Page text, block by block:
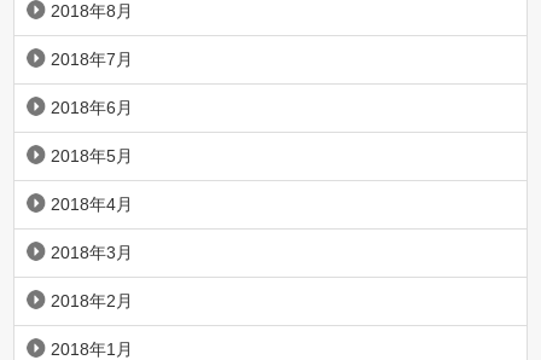
2018年8月
2018年7月
2018年6月
2018年5月
2018年4月
2018年3月
2018年2月
2018年1月